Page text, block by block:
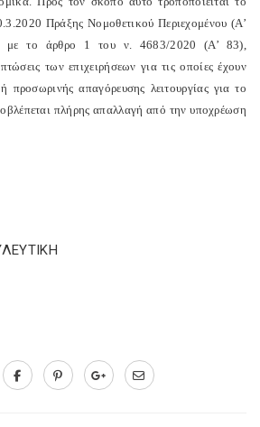
Πράξης Νομοθετικού Περιεχομένου (Α’
με το άρθρο 1 του ν. 4683/2020 (Α’ 83),
των επιχειρήσεων για τις οποίες έχουν
προσωρινής απαγόρευσης λειτουργίας για το
πλήρης απαλλαγή από την υποχρέωση